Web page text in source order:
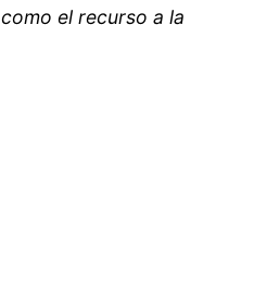
el recurso a la